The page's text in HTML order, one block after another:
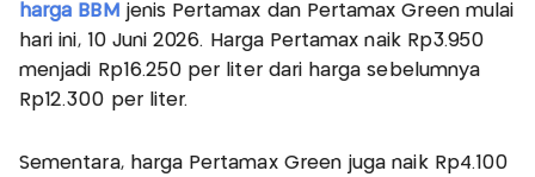
harga BBM jenis Pertamax dan Pertamax Green mulai
hari ini, 10 Juni 2026. Harga Pertamax naik Rp3.950
menjadi Rp16.250 per liter dari harga sebelumnya
Rp12.300 per liter.
Sementara, harga Pertamax Green juga naik Rp4.100